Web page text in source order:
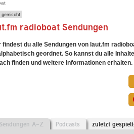
gemischt
radioboat Sendungen
findest du alle Sendungen von laut.fm
geordnet. So kannst du alle
finden und weitere Informationen erhalten.
Sendungen A-Z Podcasts zuletzt